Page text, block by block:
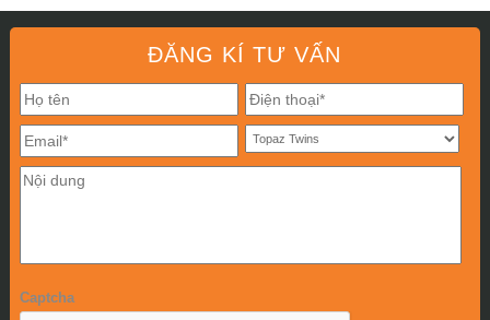
ĐĂNG KÍ TƯ VẤN
Captcha